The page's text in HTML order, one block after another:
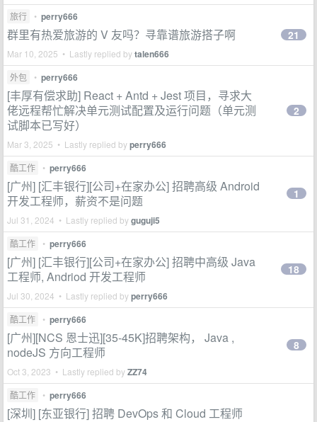
旅行
• perry666
群里有热爱旅游的 V 友吗？寻靠谱旅游搭子啊
Mar 10, 2025 • Lastly replied bytalen666
21
外包 • perry666
[丰厚有偿求助] React + Antd + Jest 项目，寻求大
佬远程帮忙解决单元测试配置及运行问题（单元测
试脚本已写好）
Mar 3, 2025 • Lastly replied byperry666
2
酷工作 • perry666
[广州] [汇丰银行][公司+在家办公] 招聘高级 Android
开发工程师，薪资不是问题
Jul 31, 2024 • Lastly replied byguguji5
1
酷工作 • perry666
[广州] [汇丰银行][公司+在家办公] 招聘中高级 Java
工程师, Andriod 开发工程师
Jul 30, 2024 • Lastly replied byperry666
18
酷工作 • perry666
[广州][NCS 恩士迅][35-45K]招聘架构， Java ,
nodeJS 方向工程师
Oct 3, 2023 • Lastly replied byZZ74
8
酷工作 • perry666
[深圳] [东亚银行] 招聘 DevOps 和 Cloud 工程师